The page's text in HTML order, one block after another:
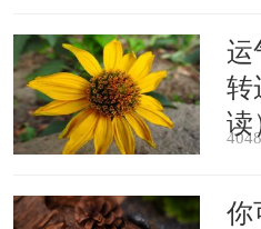
梦见虫蛀过的
期小心被欺骗。
运
转
读
你